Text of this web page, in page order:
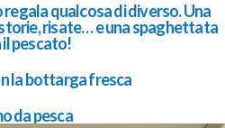
qualcosa di diverso. Una
risate… e una spaghettata
il pescato!
la bottarga fresca
da pesca